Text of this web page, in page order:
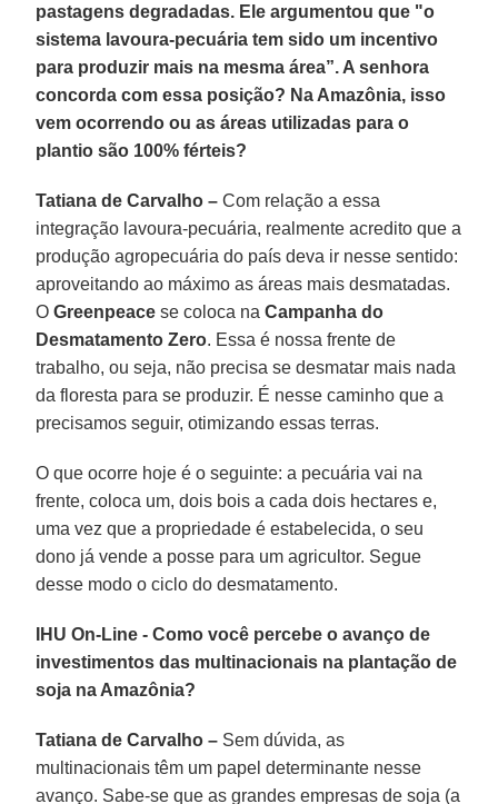
pastagens degradadas. Ele argumentou que "o
sistema lavoura-pecuária tem sido um incentivo
para produzir mais na mesma área”. A senhora
concorda com essa posição? Na Amazônia, isso
vem ocorrendo ou as áreas utilizadas para o
plantio são 100% férteis?
Tatiana de Carvalho – Com relação a essa
integração lavoura-pecuária, realmente acredito que a
produção agropecuária do país deva ir nesse sentido:
aproveitando ao máximo as áreas mais desmatadas.
OGreenpeace se coloca naCampanha do
Desmatamento Zero. Essa é nossa frente de
trabalho, ou seja, não precisa se desmatar mais nada
da floresta para se produzir. É nesse caminho que a
precisamos seguir, otimizando essas terras.
O que ocorre hoje é o seguinte: a pecuária vai na
frente, coloca um, dois bois a cada dois hectares e,
uma vez que a propriedade é estabelecida, o seu
dono já vende a posse para um agricultor. Segue
desse modo o ciclo do desmatamento.
IHU On-Line - Como você percebe o avanço de
investimentos das multinacionais na plantação de
soja na Amazônia?
Tatiana de Carvalho – Sem dúvida, as
multinacionais têm um papel determinante nesse
avanço. Sabe-se que as grandes empresas de soja (a